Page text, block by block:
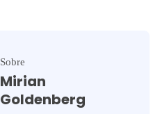
Sobre
Mirian
Goldenberg